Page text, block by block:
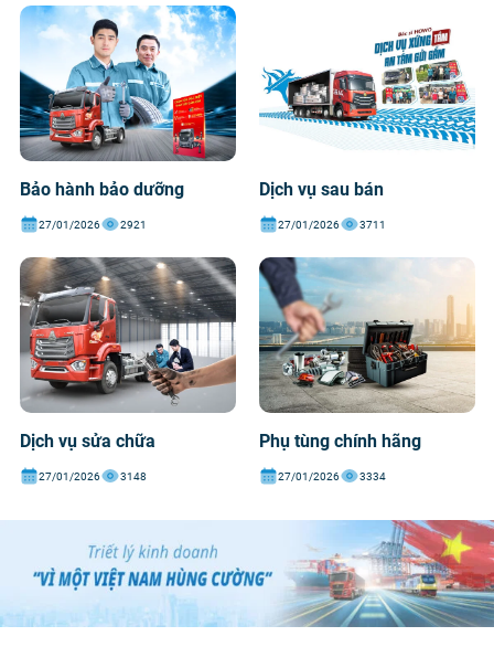
Bảo hành bảo dưỡng
27/01/2026 2921
Dịch vụ sau bán
27/01/2026 3711
Dịch vụ sửa chữa
27/01/2026 3148
Phụ tùng chính hãng
27/01/2026 3334